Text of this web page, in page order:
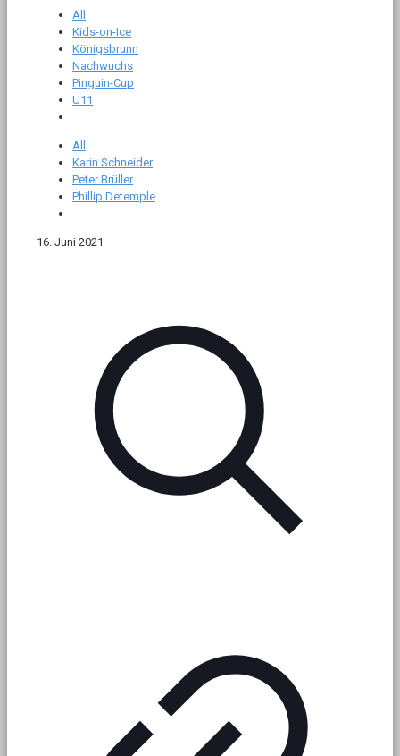
All
Kids-on-Ice
Königsbrunn
Nachwuchs
Pinguin-Cup
U11
All
Karin Schneider
Peter Brüller
Phillip Detemple
16. Juni 2021